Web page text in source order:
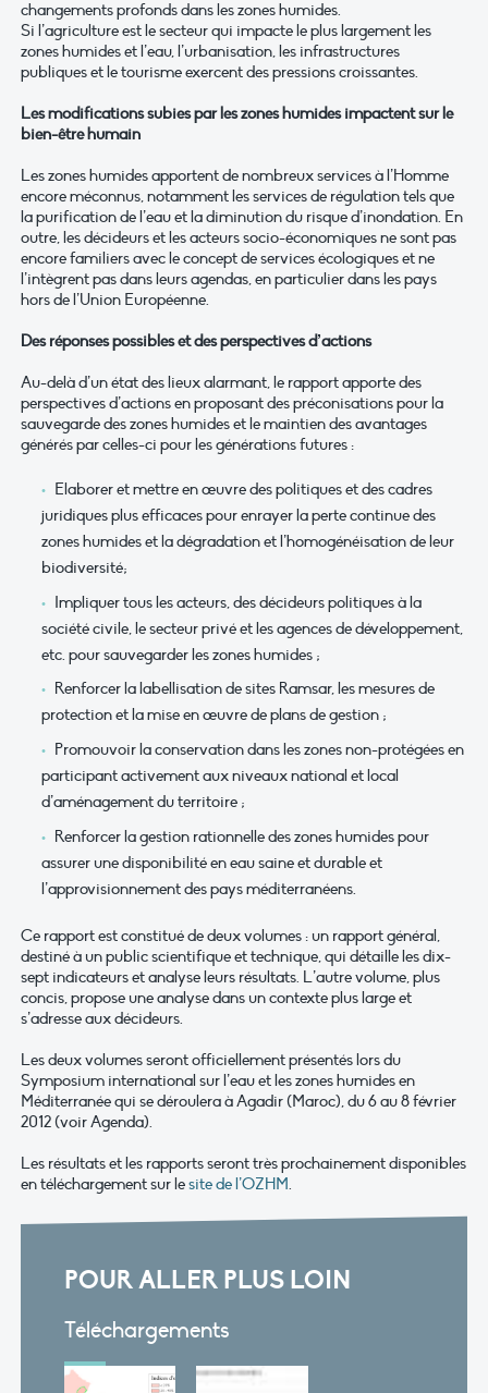
changements profonds dans les zones humides.
Si l’agriculture est le secteur qui impacte le plus largement les
zones humides et l’eau, l’urbanisation, les infrastructures
publiques et le tourisme exercent des pressions croissantes.
Les modifications subies par les zones humides impactent sur le
bien-être humain
Les zones humides apportent de nombreux services à l’Homme
encore méconnus, notamment les services de régulation tels que
la purification de l’eau et la diminution du risque d’inondation. En
outre, les décideurs et les acteurs socio-économiques ne sont pas
encore familiers avec le concept de services écologiques et ne
l’intègrent pas dans leurs agendas, en particulier dans les pays
hors de l’Union Européenne.
Des réponses possibles et des perspectives d’actions
Au-delà d’un état des lieux alarmant, le rapport apporte des
perspectives d’actions en proposant des préconisations pour la
sauvegarde des zones humides et le maintien des avantages
générés par celles-ci pour les générations futures :
Elaborer et mettre en œuvre des politiques et des cadres
juridiques plus efficaces pour enrayer la perte continue des
zones humides et la dégradation et l’homogénéisation de leur
biodiversité;
Impliquer tous les acteurs, des décideurs politiques à la
société civile, le secteur privé et les agences de développement,
etc. pour sauvegarder les zones humides ;
Renforcer la labellisation de sites Ramsar, les mesures de
protection et la mise en œuvre de plans de gestion ;
Promouvoir la conservation dans les zones non-protégées en
participant activement aux niveaux national et local
d’aménagement du territoire ;
Renforcer la gestion rationnelle des zones humides pour
assurer une disponibilité en eau saine et durable et
l’approvisionnement des pays méditerranéens.
Ce rapport est constitué de deux volumes : un rapport général,
destiné à un public scientifique et technique, qui détaille les dix-
sept indicateurs et analyse leurs résultats. L’autre volume, plus
concis, propose une analyse dans un contexte plus large et
s’adresse aux décideurs.
Les deux volumes seront officiellement présentés lors du
Symposium international sur l’eau et les zones humides en
Méditerranée qui se déroulera à Agadir (Maroc), du 6 au 8 février
2012 (voir Agenda).
Les résultats et les rapports seront très prochainement disponibles
en téléchargement sur lesite de l’OZHM.
POUR ALLER PLUS LOIN
Téléchargements